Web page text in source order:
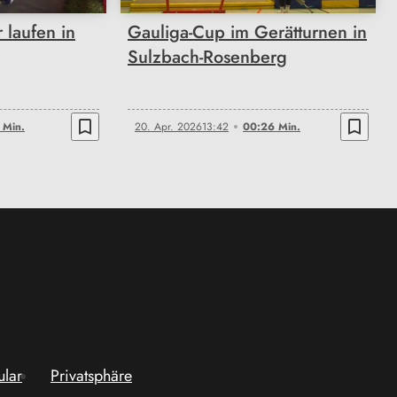
laufen in
bookmark_border
Gauliga-Cup im Gerätturnen in
Sulzbach-Rosenberg
20. Apr. 202613:42 00:26 Min. bookmark_border
Privatsphäre